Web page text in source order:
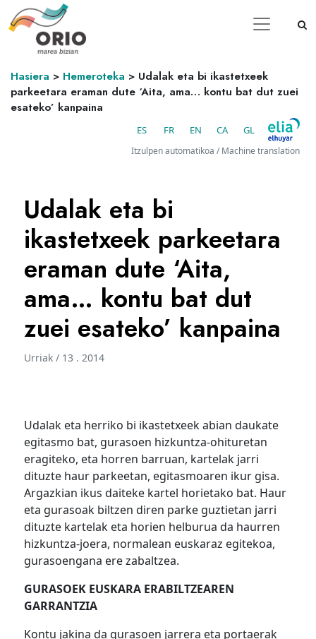
Hasiera > Hemeroteka > Udalak eta bi ikastetxeek
parkeetara eraman dute ‘Aita, ama… kontu bat dut zuei
esateko’ kanpaina
ES FR EN CA GL
Itzulpen automatikoa / Machine translation
Udalak eta bi
ikastetxeek parkeetara
eraman dute ‘Aita,
ama… kontu bat dut
zuei esateko’ kanpaina
Urriak / 13 . 2014
Udalak eta herriko bi ikastetxeek abian daukate
egitasmo bat, gurasoen hizkuntza-ohituretan
eragiteko, eta horren barruan, kartelak jarri
dituzte haur parkeetan, egitasmoaren ikur gisa.
Argazkian ikus daiteke kartel horietako bat. Haur
eta gurasoak biltzen diren parke guztietan jarri
dituzte kartelak eta horien helburua da haurren
hizkuntza-joera, normalean euskaraz egitekoa,
gurasoengana ere zabaltzea.
GURASOEK EUSKARA ERABILTZEAREN
GARRANTZIA
Kontu jakina da gurasoen jarrera eta portaerak